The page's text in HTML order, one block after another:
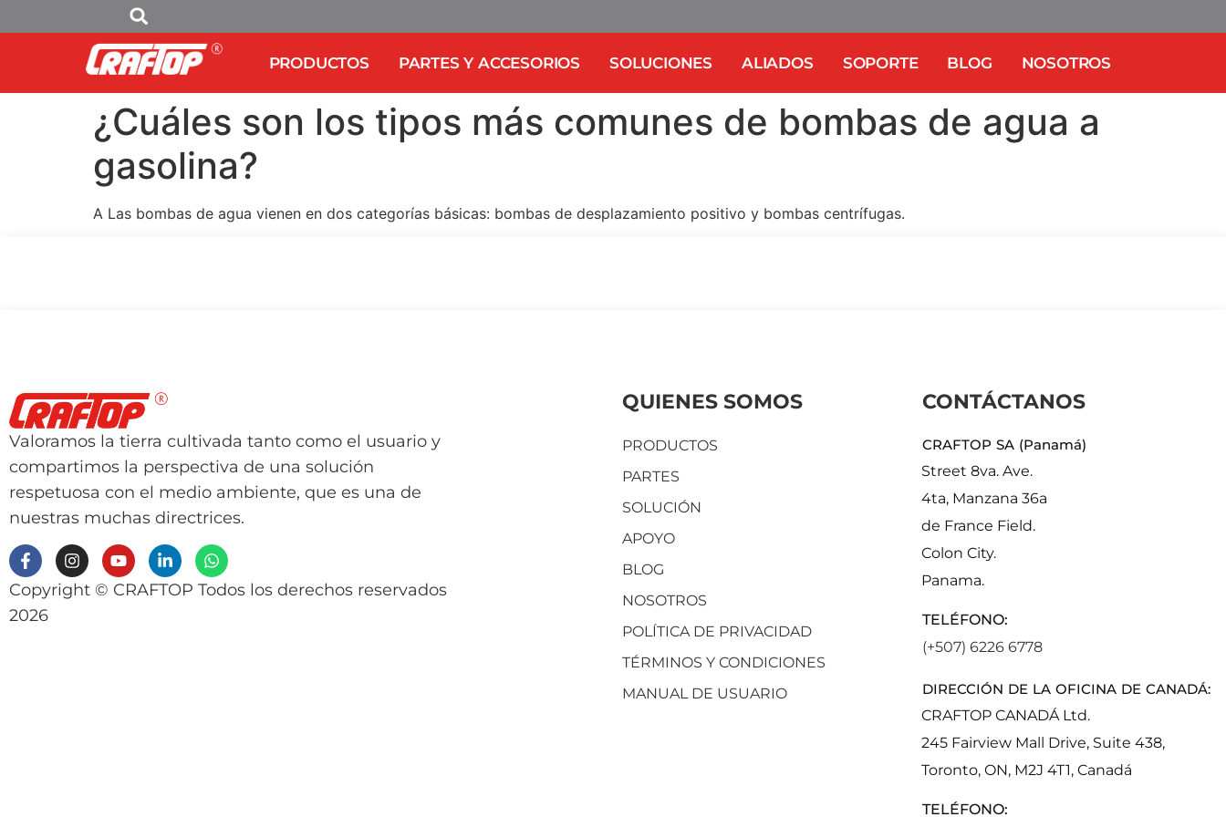
PRODUCTOS PARTES Y ACCESORIOS SOLUCIONES ALIADOS SOPORTE BLOG NOSOTROS
¿Cuáles son los tipos más comunes de bombas de agua a
gasolina?
A Las bombas de agua vienen en dos categorías básicas: bombas de desplazamiento positivo y bombas centrífugas.
Valoramos la tierra cultivada tanto como el usuario y
compartimos la perspectiva de una solución
respetuosa con el medio ambiente, que es una de
nuestras muchas directrices.
Copyright © CRAFTOP Todos los derechos reservados
2026
QUIENES SOMOS
PRODUCTOS
PARTES
SOLUCIÓN
APOYO
BLOG
NOSOTROS
POLÍTICA DE PRIVACIDAD
TÉRMINOS Y CONDICIONES
MANUAL DE USUARIO
CONTÁCTANOS
CRAFTOP SA (Panamá)
Street 8va. Ave.
4ta, Manzana 36a
de France Field.
Colon City.
Panama.
TELÉFONO:
(+507) 6226 6778
DIRECCIÓN DE LA OFICINA DE CANADÁ:
CRAFTOP CANADÁ Ltd.
245 Fairview Mall Drive, Suite 438,
Toronto, ON, M2J 4T1, Canadá
TELÉFONO: